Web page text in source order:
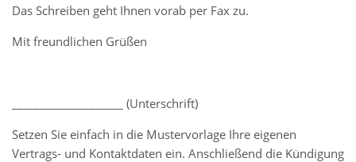
Das Schreiben geht Ihnen vorab per Fax zu.
Mit freundlichen Grüßen
____________________ (Unterschrift)
Setzen Sie einfach in die Mustervorlage Ihre eigenen
Vertrags- und Kontaktdaten ein. Anschließend die Kündigung